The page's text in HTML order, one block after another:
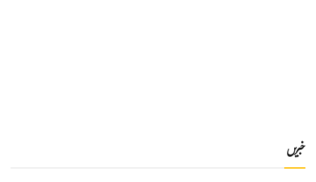
خبریں